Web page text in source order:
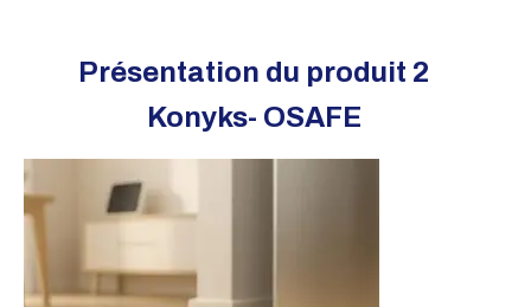
Présentation du produit 2
Konyks- OSAFE